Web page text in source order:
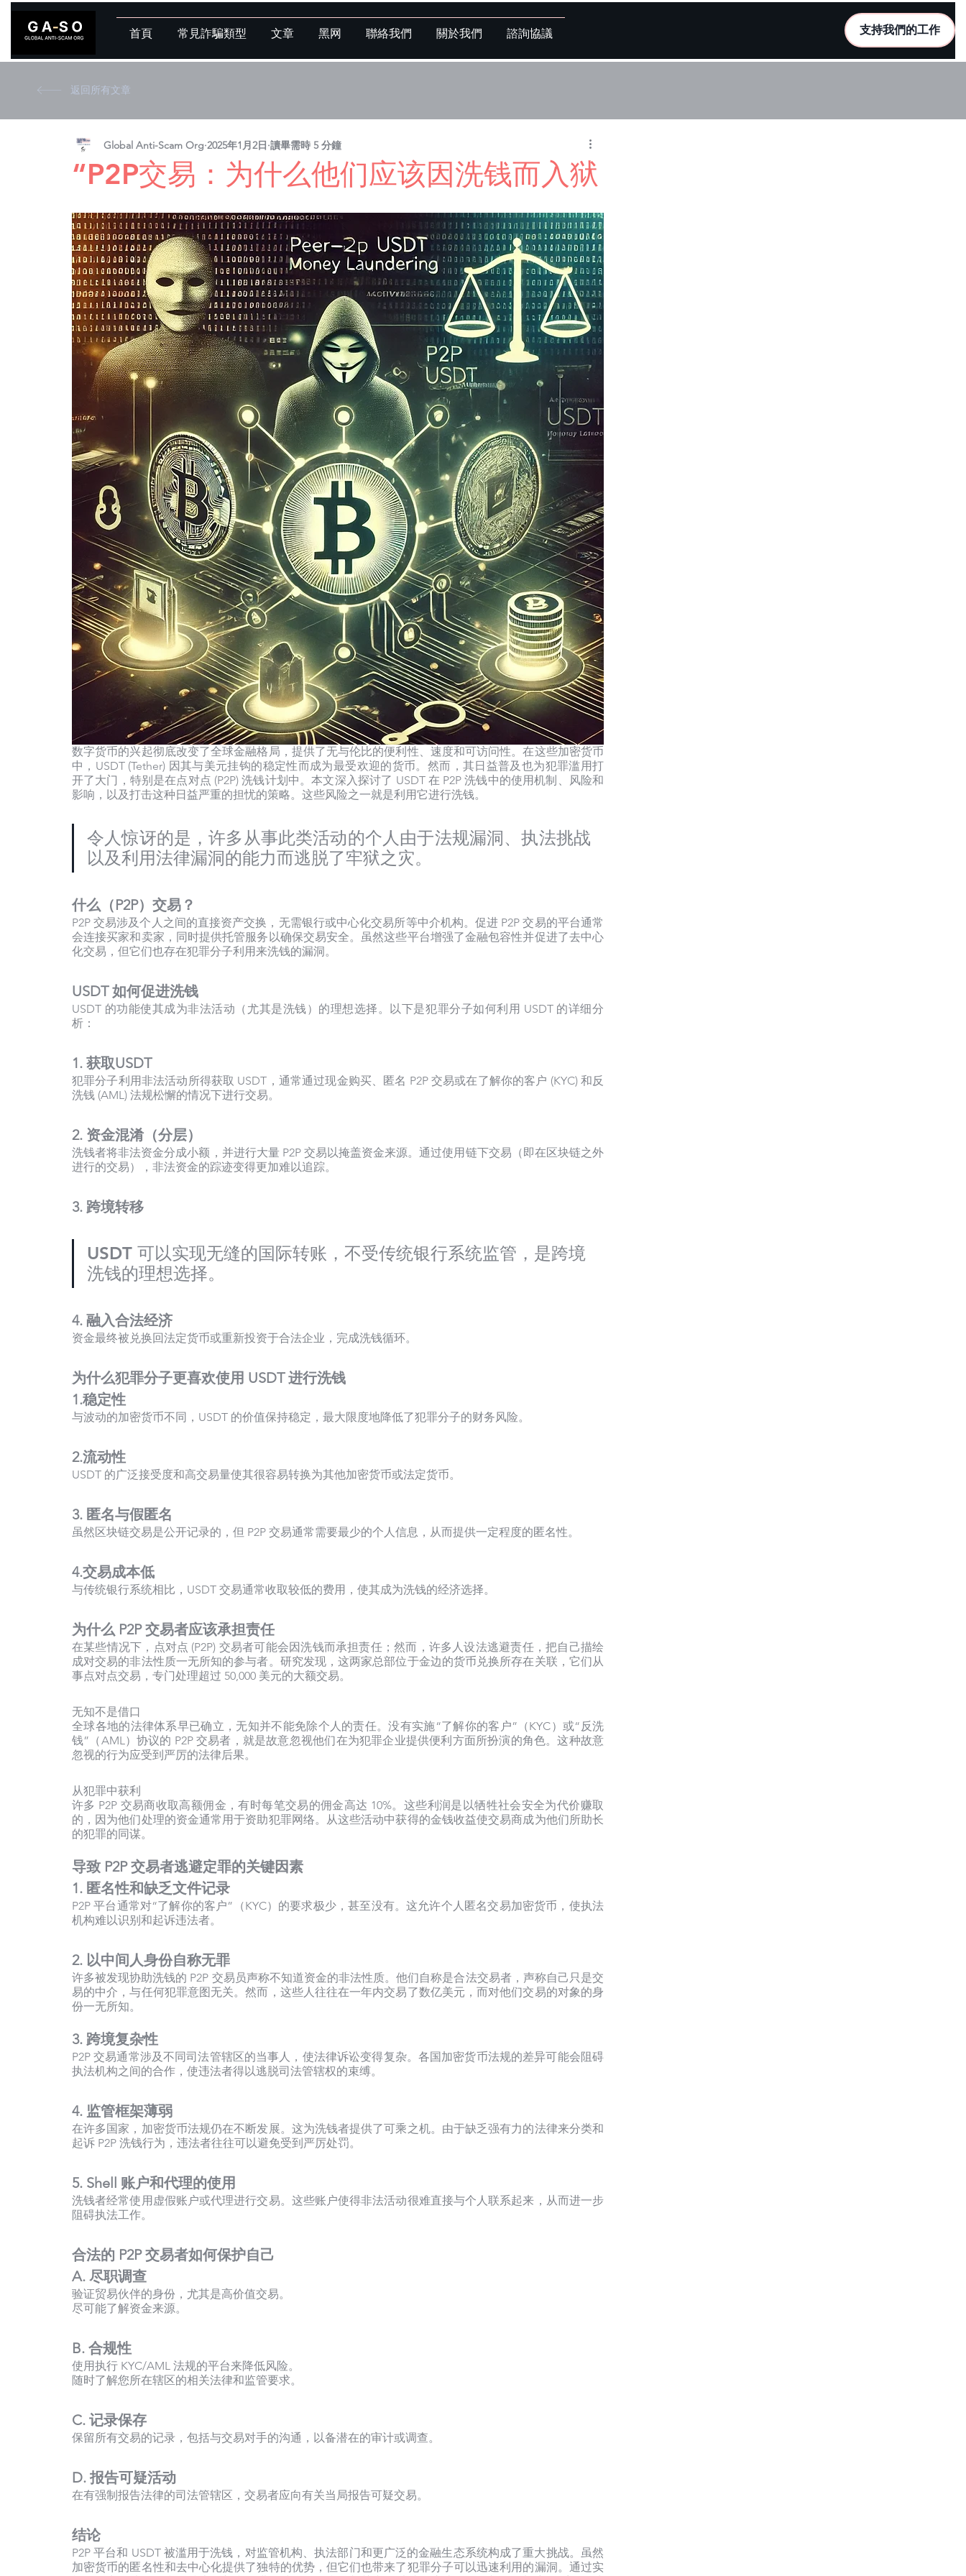
首頁 常見詐騙類型 文章 黑网 聯絡我們 關於我們 諮詢協議 支持我們的工作
返回所有文章
“P2P交易：为什么他们应该因洗钱而入狱
Global Anti-Scam Org 2025年1月2日 讀畢需時 5 分鐘
数字货币的兴起彻底改变了全球金融格局，提供了无与伦比的便利性、速度和可访问性。在这些加密货币
中，USDT (Tether) 因其与美元挂钩的稳定性而成为最受欢迎的货币。然而，其日益普及也为犯罪滥用打
开了大门，特别是在点对点 (P2P) 洗钱计划中。本文深入探讨了 USDT 在 P2P 洗钱中的使用机制、风险和
影响，以及打击这种日益严重的担忧的策略。这些风险之一就是利用它进行洗钱。
令人惊讶的是，许多从事此类活动的个人由于法规漏洞、执法挑战
以及利用法律漏洞的能力而逃脱了牢狱之灾。
什么（P2P）交易？
P2P 交易涉及个人之间的直接资产交换，无需银行或中心化交易所等中介机构。促进 P2P 交易的平台通常
会连接买家和卖家，同时提供托管服务以确保交易安全。虽然这些平台增强了金融包容性并促进了去中心
化交易，但它们也存在犯罪分子利用来洗钱的漏洞。
USDT 如何促进洗钱
USDT 的功能使其成为非法活动（尤其是洗钱）的理想选择。以下是犯罪分子如何利用 USDT 的详细分
析：
1. 获取USDT
犯罪分子利用非法活动所得获取 USDT，通常通过现金购买、匿名 P2P 交易或在了解你的客户 (KYC) 和反
洗钱 (AML) 法规松懈的情况下进行交易。
2. 资金混淆（分层）
洗钱者将非法资金分成小额，并进行大量 P2P 交易以掩盖资金来源。通过使用链下交易（即在区块链之外
进行的交易），非法资金的踪迹变得更加难以追踪。
3. 跨境转移
USDT 可以实现无缝的国际转账，不受传统银行系统监管，是跨境
洗钱的理想选择。
4. 融入合法经济
资金最终被兑换回法定货币或重新投资于合法企业，完成洗钱循环。
为什么犯罪分子更喜欢使用 USDT 进行洗钱
1.稳定性
与波动的加密货币不同，USDT 的价值保持稳定，最大限度地降低了犯罪分子的财务风险。
2.流动性
USDT 的广泛接受度和高交易量使其很容易转换为其他加密货币或法定货币。
3. 匿名与假匿名
虽然区块链交易是公开记录的，但 P2P 交易通常需要最少的个人信息，从而提供一定程度的匿名性。
4.交易成本低
与传统银行系统相比，USDT 交易通常收取较低的费用，使其成为洗钱的经济选择。
为什么 P2P 交易者应该承担责任
在某些情况下，点对点 (P2P) 交易者可能会因洗钱而承担责任；然而，许多人设法逃避责任，把自己描绘
成对交易的非法性质一无所知的参与者。研究发现，这两家总部位于金边的货币兑换所存在关联，它们从
事点对点交易，专门处理超过 50,000 美元的大额交易。
无知不是借口
全球各地的法律体系早已确立，无知并不能免除个人的责任。没有实施“了解你的客户”（KYC）或“反洗
钱”（AML）协议的 P2P 交易者，就是故意忽视他们在为犯罪企业提供便利方面所扮演的角色。这种故意
忽视的行为应受到严厉的法律后果。
从犯罪中获利
许多 P2P 交易商收取高额佣金，有时每笔交易的佣金高达 10%。这些利润是以牺牲社会安全为代价赚取
的，因为他们处理的资金通常用于资助犯罪网络。从这些活动中获得的金钱收益使交易商成为他们所助长
的犯罪的同谋。
导致 P2P 交易者逃避定罪的关键因素
1. 匿名性和缺乏文件记录
P2P 平台通常对“了解你的客户”（KYC）的要求极少，甚至没有。这允许个人匿名交易加密货币，使执法
机构难以识别和起诉违法者。
2. 以中间人身份自称无罪
许多被发现协助洗钱的 P2P 交易员声称不知道资金的非法性质。他们自称是合法交易者，声称自己只是交
易的中介，与任何犯罪意图无关。然而，这些人往往在一年内交易了数亿美元，而对他们交易的对象的身
份一无所知。
3. 跨境复杂性
P2P 交易通常涉及不同司法管辖区的当事人，使法律诉讼变得复杂。各国加密货币法规的差异可能会阻碍
执法机构之间的合作，使违法者得以逃脱司法管辖权的束缚。
4. 监管框架薄弱
在许多国家，加密货币法规仍在不断发展。这为洗钱者提供了可乘之机。由于缺乏强有力的法律来分类和
起诉 P2P 洗钱行为，违法者往往可以避免受到严厉处罚。
5. Shell 账户和代理的使用
洗钱者经常使用虚假账户或代理进行交易。这些账户使得非法活动很难直接与个人联系起来，从而进一步
阻碍执法工作。
合法的 P2P 交易者如何保护自己
A. 尽职调查
验证贸易伙伴的身份，尤其是高价值交易。
尽可能了解资金来源。
B. 合规性
使用执行 KYC/AML 法规的平台来降低风险。
随时了解您所在辖区的相关法律和监管要求。
C. 记录保存
保留所有交易的记录，包括与交易对手的沟通，以备潜在的审计或调查。
D. 报告可疑活动
在有强制报告法律的司法管辖区，交易者应向有关当局报告可疑交易。
结论
P2P 平台和 USDT 被滥用于洗钱，对监管机构、执法部门和更广泛的金融生态系统构成了重大挑战。虽然
加密货币的匿名性和去中心化提供了独特的优势，但它们也带来了犯罪分子可以迅速利用的漏洞。通过实